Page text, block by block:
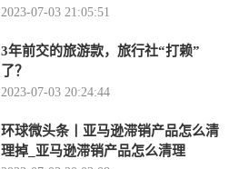
2023-07-03 21:05:51
3年前交的旅游款，旅行社“打赖”
了？
2023-07-03 20:24:44
环球微头条丨亚马逊滞销产品怎么清
理掉_亚马逊滞销产品怎么清理